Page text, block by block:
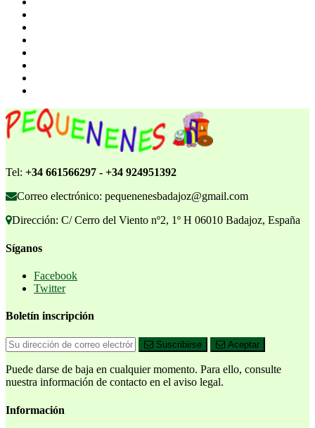
Tel: +34 661566297 - +34 924951392
Correo electrónico: pequenenesbadajoz@gmail.com
Dirección: C/ Cerro del Viento nº2, 1º H 06010 Badajoz, España
Síganos
Facebook
Twitter
Boletín inscripción
Suscribirse Aceptar
Puede darse de baja en cualquier momento. Para ello, consulte
nuestra información de contacto en el aviso legal.
Información